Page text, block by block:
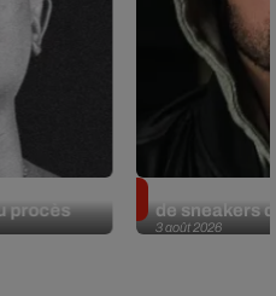
procès
3 août 2026
de sneakers